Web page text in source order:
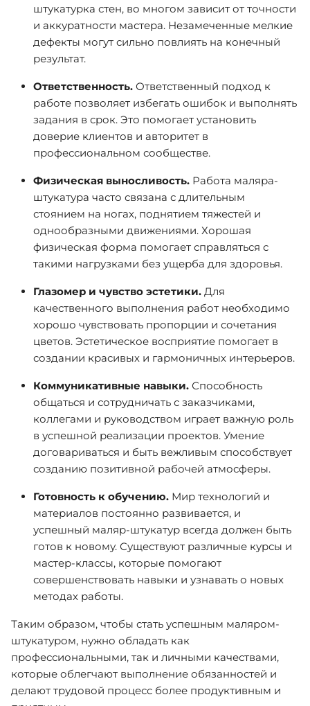
штукатурка стен, во многом зависит от точности
и аккуратности мастера. Незамеченные мелкие
дефекты могут сильно повлиять на конечный
результат.
Ответственность. Ответственный подход к
работе позволяет избегать ошибок и выполнять
задания в срок. Это помогает установить
доверие клиентов и авторитет в
профессиональном сообществе.
Физическая выносливость. Работа маляра-
штукатура часто связана с длительным
стоянием на ногах, поднятием тяжестей и
однообразными движениями. Хорошая
физическая форма помогает справляться с
такими нагрузками без ущерба для здоровья.
Глазомер и чувство эстетики. Для
качественного выполнения работ необходимо
хорошо чувствовать пропорции и сочетания
цветов. Эстетическое восприятие помогает в
создании красивых и гармоничных интерьеров.
Коммуникативные навыки. Способность
общаться и сотрудничать с заказчиками,
коллегами и руководством играет важную роль
в успешной реализации проектов. Умение
договариваться и быть вежливым способствует
созданию позитивной рабочей атмосферы.
Готовность к обучению. Мир технологий и
материалов постоянно развивается, и
успешный маляр-штукатур всегда должен быть
готов к новому. Существуют различные курсы и
мастер-классы, которые помогают
совершенствовать навыки и узнавать о новых
методах работы.
Таким образом, чтобы стать успешным маляром-
штукатуром, нужно обладать как
профессиональными, так и личными качествами,
которые облегчают выполнение обязанностей и
делают трудовой процесс более продуктивным и